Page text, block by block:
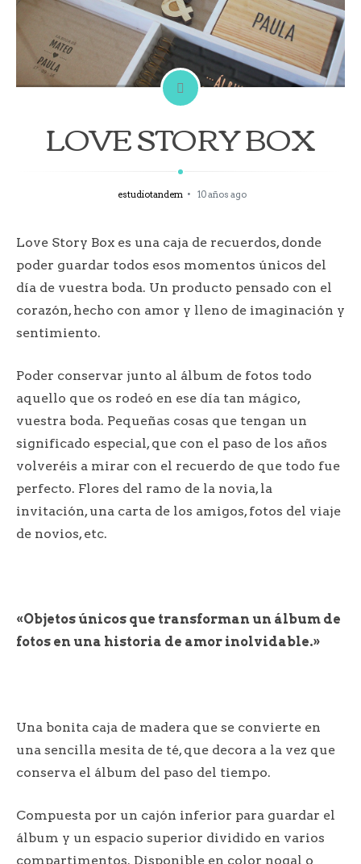
LOVE STORY BOX
estudiotandem 10 años ago
Love Story Box es una caja de recuerdos, donde
poder guardar todos esos momentos únicos del
día de vuestra boda. Un producto pensado con el
corazón, hecho con amor y lleno de imaginación y
sentimiento.
Poder conservar junto al álbum de fotos todo
aquello que os rodeó en ese día tan mágico,
vuestra boda. Pequeñas cosas que tengan un
significado especial, que con el paso de los años
volveréis a mirar con el recuerdo de que todo fue
perfecto. Flores del ramo de la novia, la
invitación, una carta de los amigos, fotos del viaje
de novios, etc.
«Objetos únicos que transforman un álbum de
fotos en una historia de amor inolvidable.»
Una bonita caja de madera que se convierte en
una sencilla mesita de té, que decora a la vez que
conserva el álbum del paso del tiempo.
Compuesta por un cajón inferior para guardar el
álbum y un espacio superior dividido en varios
compartimentos. Disponible en color nogal o